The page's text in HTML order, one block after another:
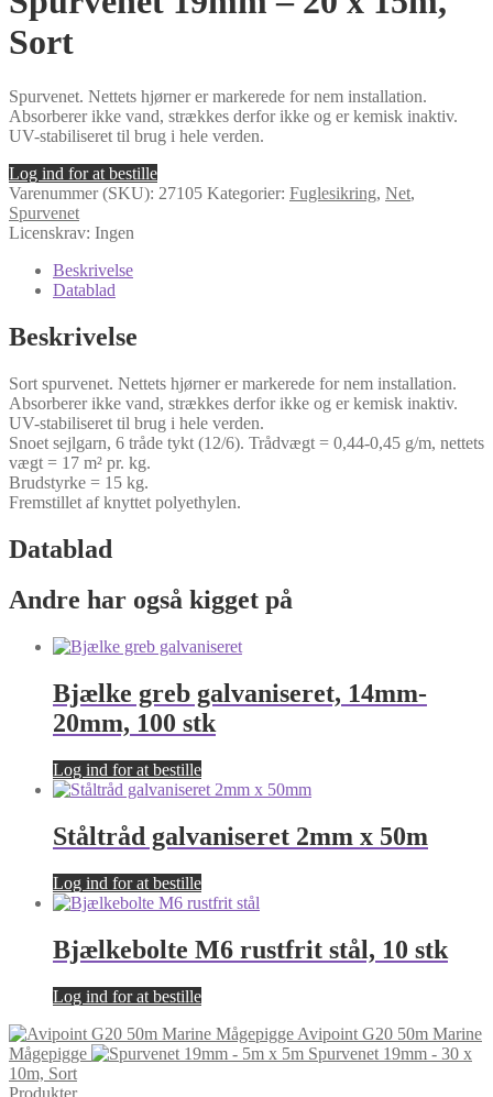
Sort
Spurvenet. Nettets hjørner er markerede for nem installation.
Absorberer ikke vand, strækkes derfor ikke og er kemisk inaktiv.
UV-stabiliseret til brug i hele verden.
Log ind for at bestille
Varenummer (SKU): 27105 Kategorier: Fuglesikring, Net,
Spurvenet
Licenskrav: Ingen
Beskrivelse
Datablad
Beskrivelse
Sort spurvenet. Nettets hjørner er markerede for nem installation.
Absorberer ikke vand, strækkes derfor ikke og er kemisk inaktiv.
UV-stabiliseret til brug i hele verden.
Snoet sejlgarn, 6 tråde tykt (12/6). Trådvægt = 0,44-0,45 g/m, nettets
vægt = 17 m² pr. kg.
Brudstyrke = 15 kg.
Fremstillet af knyttet polyethylen.
Datablad
Andre har også kigget på
Bjælke greb galvaniseret, 14mm-
20mm, 100 stk
Log ind for at bestille
Ståltråd galvaniseret 2mm x 50m
Log ind for at bestille
Bjælkebolte M6 rustfrit stål, 10 stk
Log ind for at bestille
Avipoint G20 50m Marine
Mågepigge
Spurvenet 19mm - 30 x
10m, Sort
Produkter